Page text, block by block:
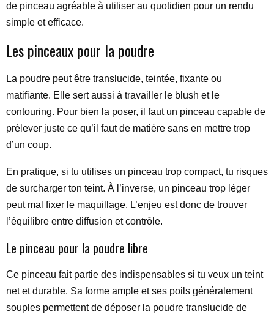
de pinceau agréable à utiliser au quotidien pour un rendu
simple et efficace.
Les pinceaux pour la poudre
La poudre peut être translucide, teintée, fixante ou
matifiante. Elle sert aussi à travailler le blush et le
contouring. Pour bien la poser, il faut un pinceau capable de
prélever juste ce qu’il faut de matière sans en mettre trop
d’un coup.
En pratique, si tu utilises un pinceau trop compact, tu risques
de surcharger ton teint. À l’inverse, un pinceau trop léger
peut mal fixer le maquillage. L’enjeu est donc de trouver
l’équilibre entre diffusion et contrôle.
Le pinceau pour la poudre libre
Ce pinceau fait partie des indispensables si tu veux un teint
net et durable. Sa forme ample et ses poils généralement
souples permettent de déposer la poudre translucide de